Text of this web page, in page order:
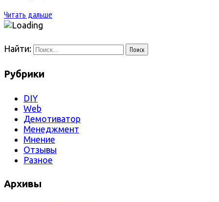
Читать дальше
Найти:
Рубрики
DIY
Web
Демотиватор
Менеджмент
Мнение
Отзывы
Разное
Архивы